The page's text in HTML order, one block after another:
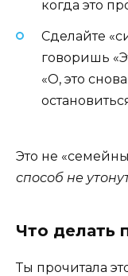
когда это
Сделайте
говоришь
«О, это
Это не
способ не
Что делать
Ты прочитала